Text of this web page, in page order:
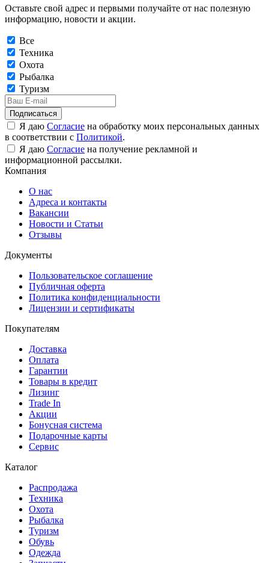
Оставьте свой адрес и первыми получайте от нас полезную
информацию, новости и акции.
Все
Техника
Охота
Рыбалка
Туризм
Подписаться
Я даю Согласие на обработку моих персональных данных
в соответствии с Политикой.
Я даю Согласие на получение рекламной и
информационной рассылки.
Компания
О нас
Адреса и контакты
Вакансии
Новости и Статьи
Отзывы
Документы
Пользовательское соглашение
Публичная оферта
Политика конфиденциальности
Лицензии и сертификаты
Покупателям
Доставка
Оплата
Гарантии
Товары в кредит
Лизинг
Trade In
Акции
Бонусная система
Подарочные карты
Сервис
Каталог
Распродажа
Техника
Охота
Рыбалка
Туризм
Обувь
Одежда